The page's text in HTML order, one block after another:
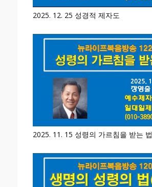
2025. 12. 25 성경적 제자도
2025. 11. 15 성령의 가르침을 받는 법